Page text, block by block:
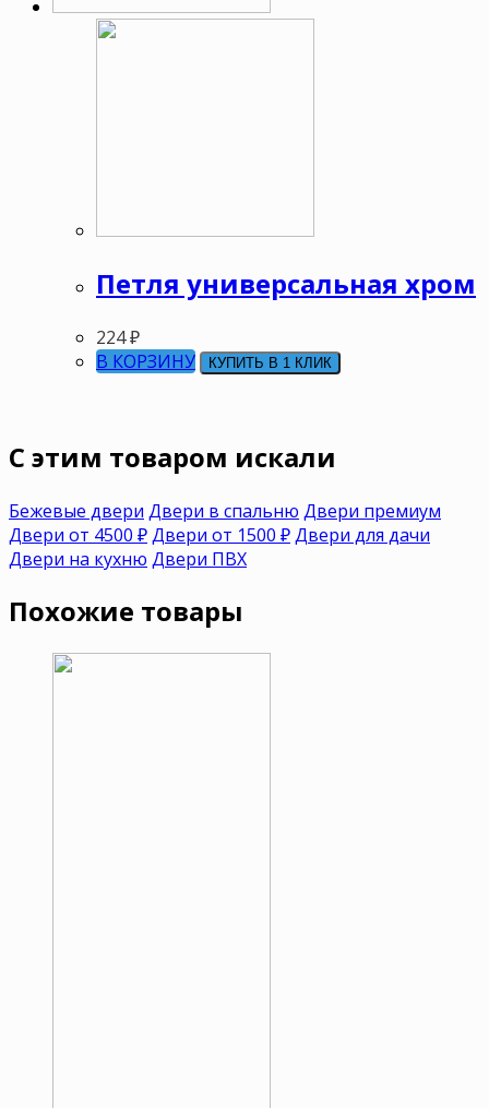
Петля универсальная хром
224₽
В КОРЗИНУ
КУПИТЬ В 1 КЛИК
C этим товаром искали
Бежевые двери Двери в спальню Двери премиум
Двери от 4500 ₽Двери от 1500 ₽Двери для дачи
Двери на кухню Двери ПВХ
Похожие товары